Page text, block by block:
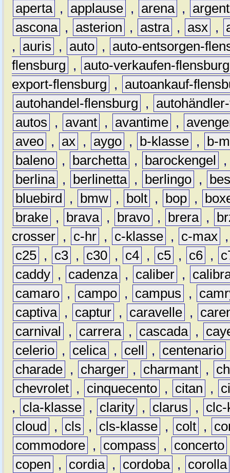
aperta , applause , arena ,
ascona , asterion , astra , asx ,
,
auris , auto ,
auto-entsorgen-
flensburg
,
auto-verkaufen-flensburg
export-flensburg
,
autoankauf-
autohandel-flensburg
,
autos
, avant , avantime ,
aveo , ax , aygo , b-klasse ,
b-
baleno , barchetta , barockengel
berlina , berlinetta , berlingo ,
bluebird
, bmw , bolt , bop ,
brake , brava , bravo , brera ,
crosser , c-hr , c-klasse , c-max
c25 , c3 , c30 , c4 , c5 , c6 ,
caddy , cadenza , caliber ,
camaro , campo , campus ,
captiva , captur , caravelle ,
carnival
, carrera , cascada ,
celerio , celica , cell , centenario
charade , charger , charmant ,
chevrolet , cinquecento , citan ,
,
cla-klasse , clarity , clarus ,
clc-
cloud
, cls , cls-klasse , colt ,
commodore , compass , concerto
copen
, cordia , cordoba ,
corolla